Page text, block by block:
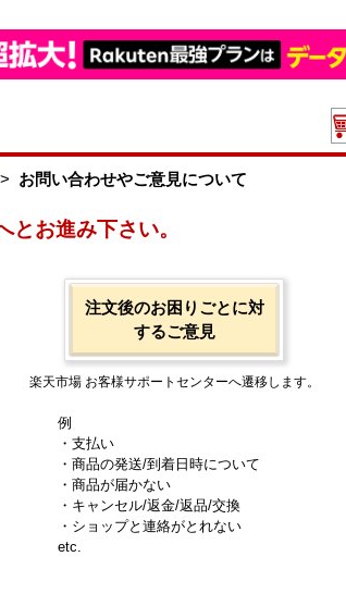
お問い合わせやご意見について
お進み下さい。
注文後のお困りごとに対
するご意見
楽天市場 お客様サポートセンターへ遷移します。
例
・支払い
・商品の発送/到着日時について
・商品が届かない
・キャンセル/返金/返品/交換
・ショップと連絡がとれない
etc.